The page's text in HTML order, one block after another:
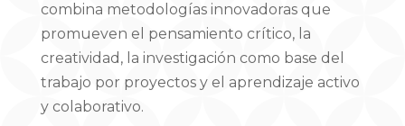
combina metodologías innovadoras que
promueven el pensamiento crítico, la
creatividad, la investigación como base del
trabajo por proyectos y el aprendizaje activo
y colaborativo.